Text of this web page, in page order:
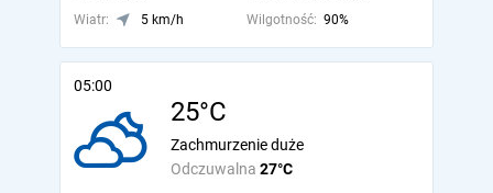
Wiatr:
5 km/h Wilgotność: 90%
05:00
25°C
Odczuwalna 27°C
Zachmurzenie duże